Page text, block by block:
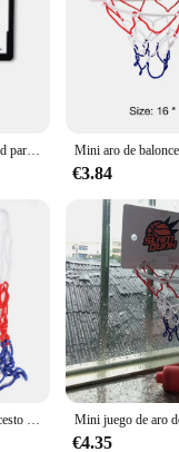
Juego divertido de seguridad para niños, Mini aro de baloncesto para ejercicio en casa, marco de pared, soporte, cesta de elevación, tablero colgante
€3.84
Mini juego de aro de baloncesto con 1 Bola y 1 bomba inflable para niños, deportes de interior, tablero trasero, juguete de juego divertido
€4.35